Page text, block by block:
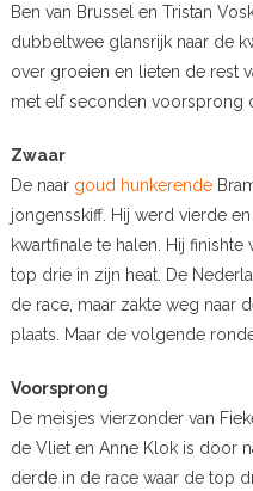
Ben van Brussel en Tristan
dubbeltwee glansrijk naar de
over groeien en lieten de rest
met elf seconden voorsprong
Zwaar
De naar goud hunkerende
jongensskiff. Hij werd vierde
kwartfinale te halen. Hij
top drie in zijn heat. De
de race, maar zakte weg naar
plaats. Maar de volgende
Voorsprong
De meisjes vierzonder van
de Vliet en Anne Klok is door
derde in de race waar de top